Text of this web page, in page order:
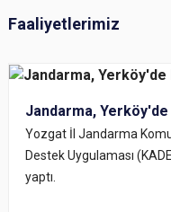
Faaliyetlerimiz
Jandarma, Yerköy'de
Yozgat İl Jandarma
Destek Uygulaması
yaptı.